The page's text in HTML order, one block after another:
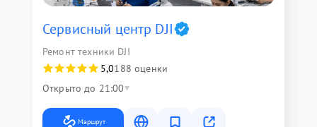
Сервисный центр DJI
Ремонт техники DJI
5,0188 оценки
Открыто до 21:00
Маршрут